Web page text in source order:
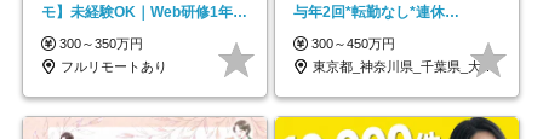
モ】未経験OK｜Web研修1年間
｜副業OK
300～350万円
フルリモートあり
与年2回*転勤なし*連休
OK/ZE010232
300～450万円
東京都_神奈川県_千葉県_大阪府_愛知県…